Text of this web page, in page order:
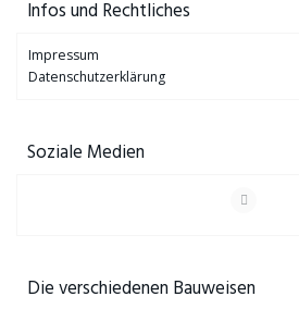
Infos und Rechtliches
Impressum
Datenschutzerklärung
Soziale Medien
Die verschiedenen Bauweisen